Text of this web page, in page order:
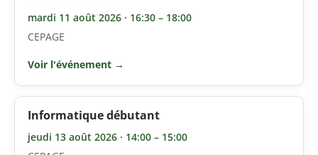
mardi 11 août 2026 · 16:30 – 18:00
CEPAGE
Voir l'événement →
Informatique débutant
jeudi 13 août 2026 · 14:00 – 15:00